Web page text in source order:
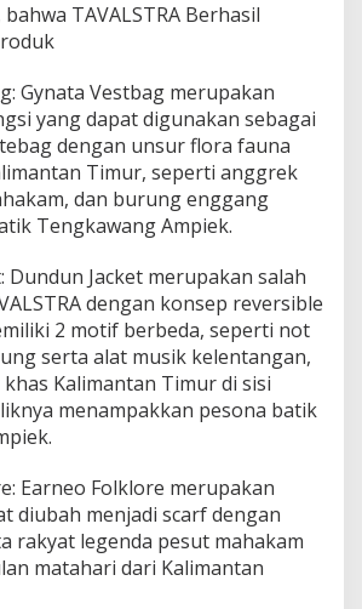
TAVALSTRA Berhasil
Gynata Vestbag merupakan
yang dapat digunakan sebagai
dengan unsur flora fauna
Timur, seperti anggrek
dan burung enggang
Tengkawang Ampiek.
Dundun Jacket merupakan salah
dengan konsep reversible
2 motif berbeda, seperti not
serta alat musik kelentangan,
Kalimantan Timur di sisi
menampakkan pesona batik
Earneo Folklore merupakan
diubah menjadi scarf dengan
rakyat legenda pesut mahakam
matahari dari Kalimantan